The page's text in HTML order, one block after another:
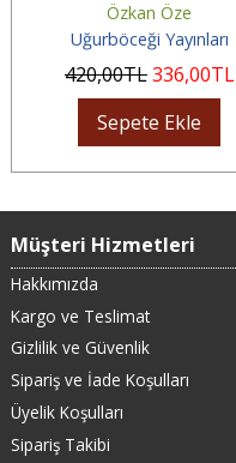
Özkan Öze
Uğurböceği Yayınları
420,00TL336,00TL
Sepete Ekle
Müşteri Hizmetleri
Hakkımızda
Kargo ve Teslimat
Gizlilik ve Güvenlik
Sipariş ve İade Koşulları
Üyelik Koşulları
Sipariş Takibi